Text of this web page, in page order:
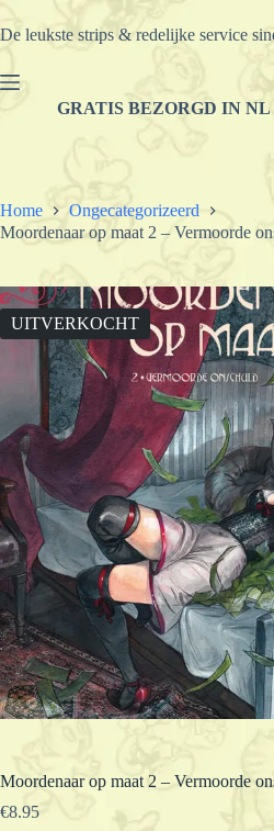
Ga
naar
De leukste strips & redelijke service
GRATIS BEZORGD IN NL
Home
Ongecategorizeerd
Moordenaar op maat 2 – Vermoorde
UITVERKOCHT
Moordenaar op maat 2 – Vermoorde
€8.95